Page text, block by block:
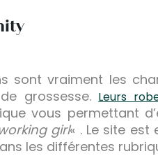
sont vraiment les
grossesse. Leurs
vous permettant
girl« . Le site
les différentes